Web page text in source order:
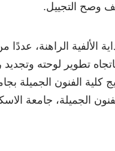
وصح التجييل.
الألفية الراهنة، عددًا
تطوير لوحته
كلية الفنون الجميلة
الجميلة، جامعة